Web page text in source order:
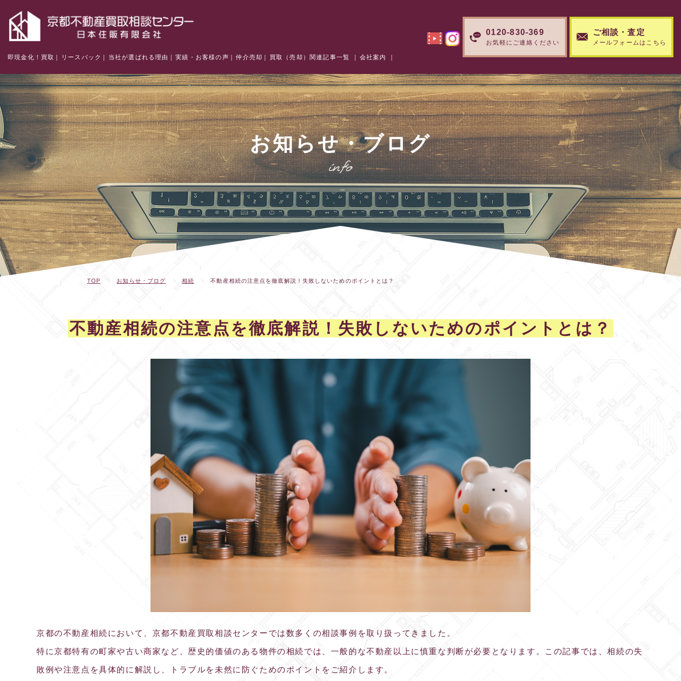
即現金化！買取 リースバック 当社が選ばれる理由 実績・お客様の声 仲介売却 買取（売却）関連記事一覧 会社案内
0120-830-369
お気軽にご連絡ください
ご相談・査定
メールフォームはこちら
お知らせ・ブログ
TOP お知らせ・ブログ 相続 不動産相続の注意点を徹底解説！失敗しないためのポイントとは？
不動産相続の注意点を徹底解説！失敗しないためのポイントとは？
京都の不動産相続において、京都不動産買取相談センターでは数多くの相談事例を取り扱ってきました。
特に京都特有の町家や古い商家など、歴史的価値のある物件の相続では、一般的な不動産以上に慎重な判断が必要となります。この記事では、相続の失
敗例や注意点を具体的に解説し、トラブルを未然に防ぐためのポイントをご紹介します。